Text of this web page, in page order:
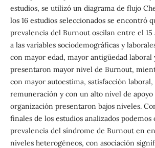
estudios, se utilizó un diagrama de flujo
los 16 estudios seleccionados se encontró
prevalencia del Burnout oscilan entre el 15
a las variables sociodemográficas y
con mayor edad, mayor antigüedad
presentaron mayor nivel de Burnout,
con mayor autoestima, satisfacción
remuneración y con un alto nivel de
organización presentaron bajos niveles.
finales de los estudios analizados podemos
prevalencia del síndrome de Burnout en
niveles heterogéneos, con asociación